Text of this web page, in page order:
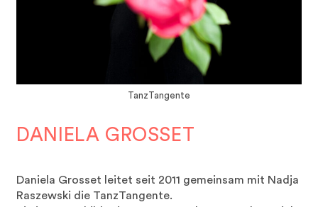
TanzTangente
DANIELA GROSSET
Daniela Grosset leitet seit 2011 gemeinsam mit Nadja
Raszewski die TanzTangente.